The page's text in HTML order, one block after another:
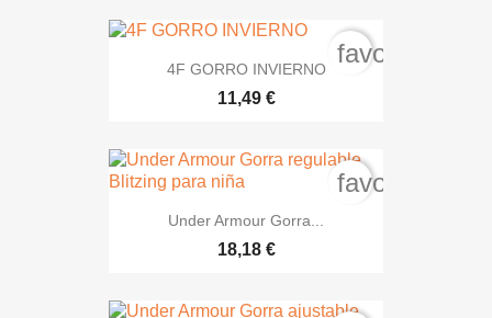
4F GORRO INVIERNO
11,49 €
Under Armour Gorra...
18,18 €